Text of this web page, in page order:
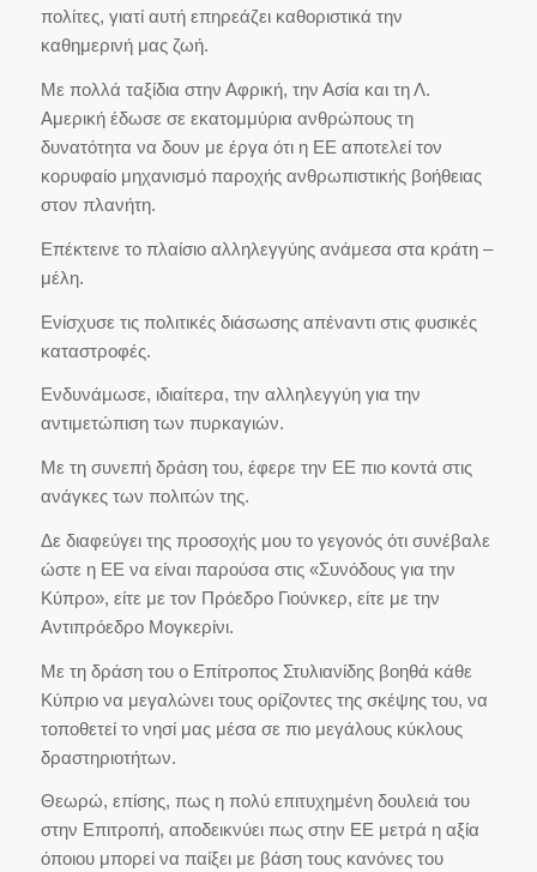
πολίτες, γιατί αυτή επηρεάζει καθοριστικά την
καθημερινή μας ζωή.
Με πολλά ταξίδια στην Αφρική, την Ασία και τη Λ.
Αμερική έδωσε σε εκατομμύρια ανθρώπους τη
δυνατότητα να δουν με έργα ότι η ΕΕ αποτελεί τον
κορυφαίο μηχανισμό παροχής ανθρωπιστικής βοήθειας
στον πλανήτη.
Επέκτεινε το πλαίσιο αλληλεγγύης ανάμεσα στα κράτη –
μέλη.
Ενίσχυσε τις πολιτικές διάσωσης απέναντι στις φυσικές
καταστροφές.
Ενδυνάμωσε, ιδιαίτερα, την αλληλεγγύη για την
αντιμετώπιση των πυρκαγιών.
Με τη συνεπή δράση του, έφερε την ΕΕ πιο κοντά στις
ανάγκες των πολιτών της.
Δε διαφεύγει της προσοχής μου το γεγονός ότι συνέβαλε
ώστε η ΕΕ να είναι παρούσα στις «Συνόδους για την
Κύπρο», είτε με τον Πρόεδρο Γιούνκερ, είτε με την
Αντιπρόεδρο Μογκερίνι.
Με τη δράση του ο Επίτροπος Στυλιανίδης βοηθά κάθε
Κύπριο να μεγαλώνει τους ορίζοντες της σκέψης του, να
τοποθετεί το νησί μας μέσα σε πιο μεγάλους κύκλους
δραστηριοτήτων.
Θεωρώ, επίσης, πως η πολύ επιτυχημένη δουλειά του
στην Επιτροπή, αποδεικνύει πως στην ΕΕ μετρά η αξία
όποιου μπορεί να παίξει με βάση τους κανόνες του